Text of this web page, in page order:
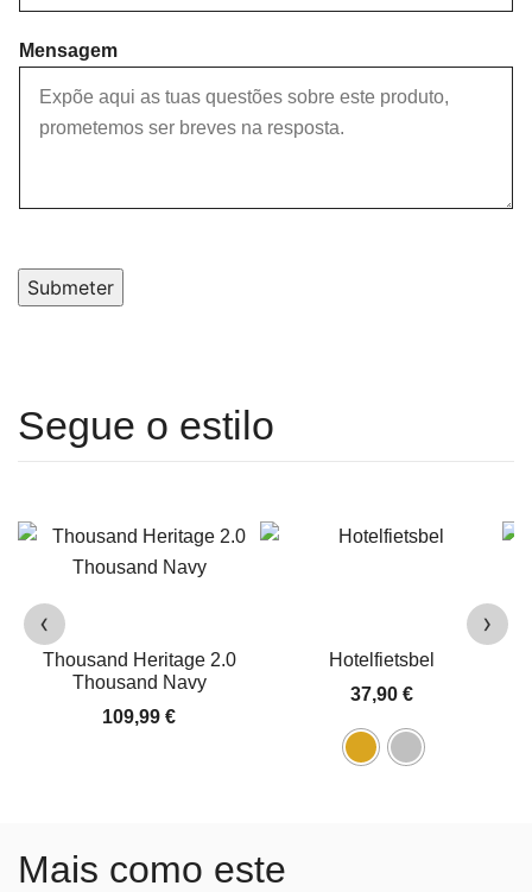
Mensagem
Submeter
‹
Thousand Heritage 2.0
Thousand Navy
109,99 €
Hotelfietsbel
37,90 €
›
Mais como este